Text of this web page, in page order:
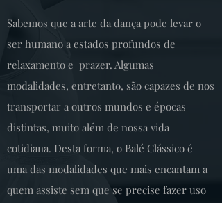
Sabemos que a arte da dança pode levar o
ser humano a estados profundos de
relaxamento e prazer. Algumas
modalidades, entretanto, são capazes de nos
transportar a outros mundos e épocas
distintas, muito além de nossa vida
cotidiana. Desta forma, o Balé Clássico é
uma das modalidades que mais encantam a
quem assiste sem que se precise fazer uso